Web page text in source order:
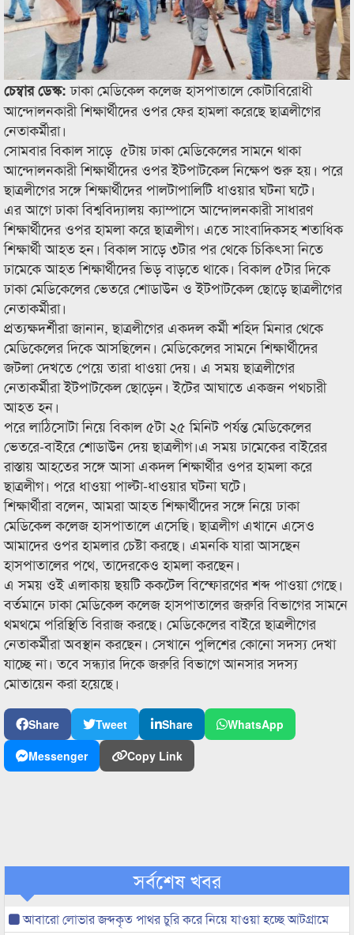
চেম্বার ডেস্ক:ঢাকা মেডিকেল কলেজ হাসপাতালে কোটাবিরোধী
আন্দোলনকারী শিক্ষার্থীদের ওপর ফের হামলা করেছে ছাত্রলীগের
নেতাকর্মীরা।
সোমবার বিকাল সাড়ে ৫টায় ঢাকা মেডিকেলের সামনে থাকা
আন্দোলনকারী শিক্ষার্থীদের ওপর ইটপাটকেল নিক্ষেপ শুরু হয়। পরে
ছাত্রলীগের সঙ্গে শিক্ষার্থীদের পালটাপালিটি ধাওয়ার ঘটনা ঘটে।
এর আগে ঢাকা বিশ্ববিদ্যালয় ক্যাম্পাসে আন্দোলনকারী সাধারণ
শিক্ষার্থীদের ওপর হামলা করে ছাত্রলীগ। এতে সাংবাদিকসহ শতাধিক
শিক্ষার্থী আহত হন। বিকাল সাড়ে ৩টার পর থেকে চিকিৎসা নিতে
ঢামেকে আহত শিক্ষার্থীদের ভিড় বাড়তে থাকে। বিকাল ৫টার দিকে
ঢাকা মেডিকেলের ভেতরে শোডাউন ও ইটপাটকেল ছোড়ে ছাত্রলীগের
নেতাকর্মীরা।
প্রত্যক্ষদর্শীরা জানান, ছাত্রলীগের একদল কর্মী শহিদ মিনার থেকে
মেডিকেলের দিকে আসছিলেন। মেডিকেলের সামনে শিক্ষার্থীদের
জটলা দেখতে পেয়ে তারা ধাওয়া দেয়। এ সময় ছাত্রলীগের
নেতাকর্মীরা ইটপাটকেল ছোড়েন। ইটের আঘাতে একজন পথচারী
আহত হন।
পরে লাঠিসোটা নিয়ে বিকাল ৫টা ২৫ মিনিট পর্যন্ত মেডিকেলের
ভেতরে-বাইরে শোডাউন দেয় ছাত্রলীগ।এ সময় ঢামেকের বাইরের
রাস্তায় আহতের সঙ্গে আসা একদল শিক্ষার্থীর ওপর হামলা করে
ছাত্রলীগ। পরে ধাওয়া পাল্টা-ধাওয়ার ঘটনা ঘটে।
শিক্ষার্থীরা বলেন, আমরা আহত শিক্ষার্থীদের সঙ্গে নিয়ে ঢাকা
মেডিকেল কলেজ হাসপাতালে এসেছি। ছাত্রলীগ এখানে এসেও
আমাদের ওপর হামলার চেষ্টা করছে। এমনকি যারা আসছেন
হাসপাতালের পথে, তাদেরকেও হামলা করছেন।
এ সময় ওই এলাকায় ছয়টি ককটেল বিস্ফোরণের শব্দ পাওয়া গেছে।
বর্তমানে ঢাকা মেডিকেল কলেজ হাসপাতালের জরুরি বিভাগের সামনে
থমথমে পরিস্থিতি বিরাজ করছে। মেডিকেলের বাইরে ছাত্রলীগের
নেতাকর্মীরা অবস্থান করছেন। সেখানে পুলিশের কোনো সদস্য দেখা
যাচ্ছে না। তবে সন্ধ্যার দিকে জরুরি বিভাগে আনসার সদস্য
মোতায়েন করা হয়েছে।
Share Tweet Share
WhatsApp
Messenger
Copy Link
সর্বশেষ খবর
আবারো লোভার জব্দকৃত পাথর চুরি করে নিয়ে যাওয়া হচ্ছে আটগ্রামে